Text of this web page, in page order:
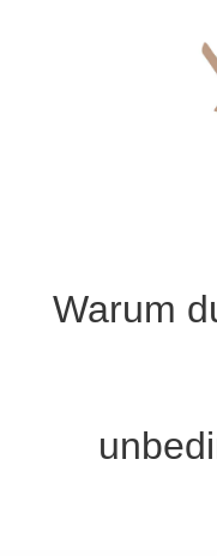
Warum